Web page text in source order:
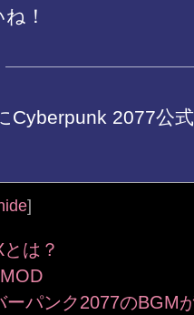
！
Cyberpunk 2077公
]
は？
ーパンク2077のBGM